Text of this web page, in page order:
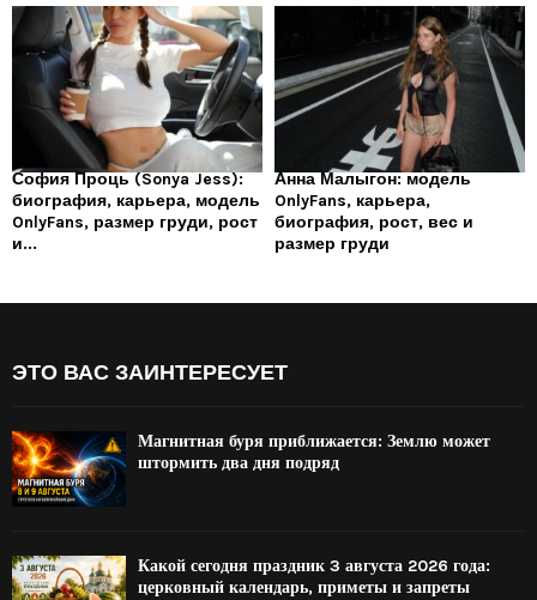
София Проць (Sonya Jess):
биография, карьера, модель
OnlyFans, размер груди, рост
и...
Анна Малыгон: модель
OnlyFans, карьера,
биография, рост, вес и
размер груди
ЭТО ВАС ЗАИНТЕРЕСУЕТ
Магнитная буря приближается: Землю может
штормить два дня подряд
Какой сегодня праздник 3 августа 2026 года:
церковный календарь, приметы и запреты